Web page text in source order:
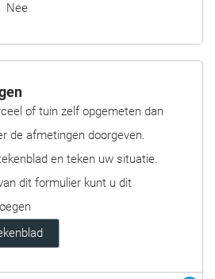
Nee
of tuin zelf opgemeten dan
de afmetingen doorgeven.
en teken uw situatie.
dit formulier kunt u dit